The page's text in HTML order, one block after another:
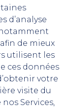
d’analyse
afin de mieux
utilisent les
ces données
votre
visite du
Services,